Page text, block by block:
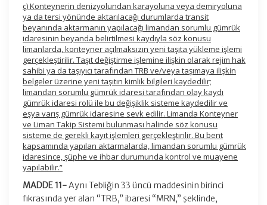
ç) Konteynerin denizyolundan karayoluna veya demiryoluna
ya da tersi yönünde aktarılacağı durumlarda transit
beyanında aktarmanın yapılacağı limandan sorumlu gümrük
idaresinin beyanda belirtilmesi kaydıyla söz konusu
limanlarda, konteyner açılmaksızın yeni taşıta yükleme işlemi
gerçekleştirilir. Taşıt değiştirme işlemine ilişkin olarak rejim hak
sahibi ya da taşıyıcı tarafından TRB ve/veya taşımaya ilişkin
belgeler üzerine yeni taşıtın kimlik bilgileri kaydedilir;
limandan sorumlu gümrük idaresi tarafından olay kaydı
gümrük idaresi rolü ile bu değişiklik sisteme kaydedilir ve
eşya varış gümrük idaresine sevk edilir. Limanda Konteyner
ve Liman Takip Sistemi bulunması halinde söz konusu
sisteme de gerekli kayıt işlemleri gerçekleştirilir. Bu bent
kapsamında yapılan aktarmalarda, limandan sorumlu gümrük
idaresince, şüphe ve ihbar durumunda kontrol ve muayene
yapılabilir.”
MADDE 11-Aynı Tebliğin 33 üncü maddesinin birinci
fıkrasında yer alan “TRB,” ibaresi “MRN,” şeklinde,